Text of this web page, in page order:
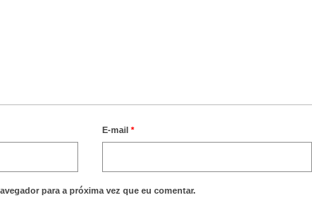
E-mail*
para a próxima vez que eu comentar.